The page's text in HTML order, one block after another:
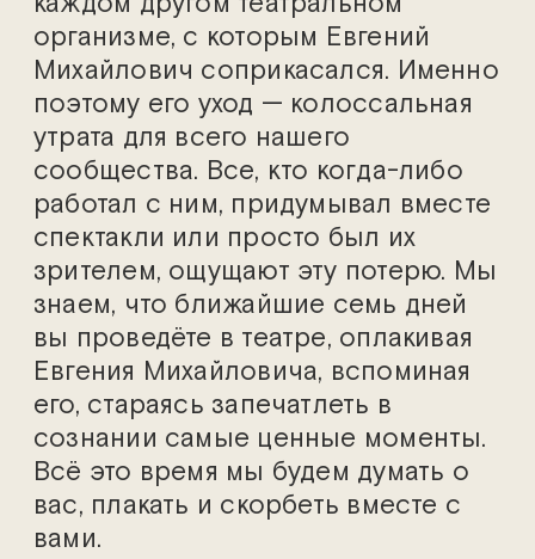
организме, с которым Евгений
Михайлович соприкасался. Именно
поэтому его уход — колоссальная
утрата для всего нашего
сообщества. Все, кто когда-либо
работал с ним, придумывал вместе
спектакли или просто был их
зрителем, ощущают эту потерю. Мы
знаем, что ближайшие семь дней
вы проведёте в театре, оплакивая
Евгения Михайловича, вспоминая
его, стараясь запечатлеть в
сознании самые ценные моменты.
Всё это время мы будем думать о
вас, плакать и скорбеть вместе с
вами.